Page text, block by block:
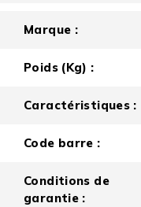
Marque :
Poids (Kg) :
Caractéristiques :
Code barre :
Conditions de
garantie :